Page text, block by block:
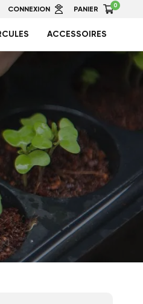
CONNEXION PANIER 0
ACCESSOIRES